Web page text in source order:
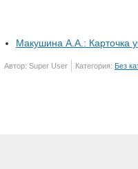
Макушина А.А.: Карточка
Автор: Super User Категория: Без